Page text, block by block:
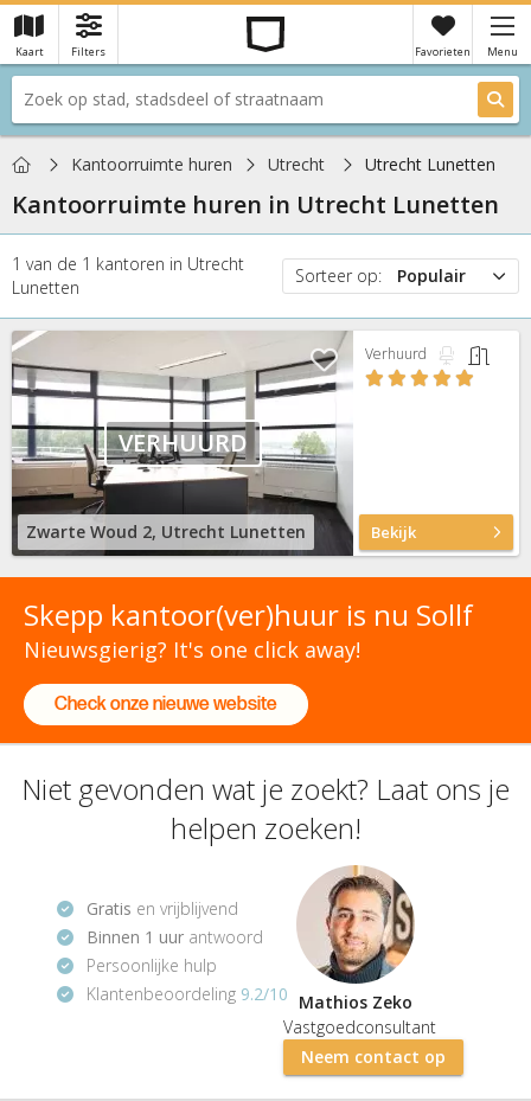
Kaart Filters Favorieten Menu
Je hebt nog geen favorieten ×
HomeKantoorruimte huren Utrecht Utrecht Lunetten
Kantoorruimte huren in Utrecht Lunetten
1 van de 1 kantoren in Utrecht
Lunetten
Sorteer op:
Populair
Prijs
Nieuw
Zwarte Woud 2, Utrecht Lunetten
VERHUURD
Verhuurd
Bekijk
Skepp kantoor(ver)huur is nu Sollf
Nieuwsgierig? It's one click away!
Check onze nieuwe website
Niet gevonden wat je zoekt? Laat ons je
helpen zoeken!
Gratis en vrijblijvend
Binnen 1 uur antwoord
Persoonlijke hulp
Klantenbeoordeling 9.2/10 Mathios Zeko
Vastgoedconsultant
Neem contact op